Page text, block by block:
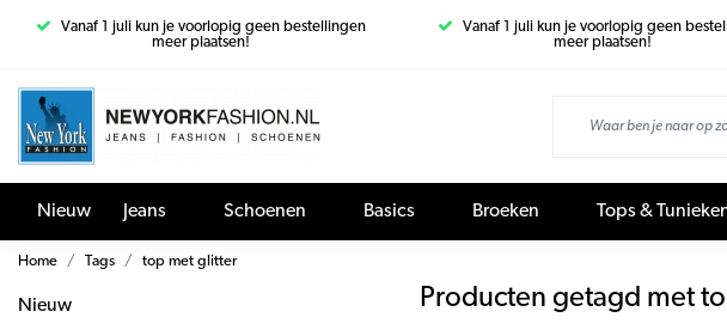
Vanaf 1 juli kun je voorlopig geen bestellingen
meer plaatsen!
Vanaf 1 juli kun je voorlopig geen
meer plaatsen!
Nieuw Jeans Schoenen Basics Broeken Tops &
Home Tags top met glitter
Nieuw Producten getagd met